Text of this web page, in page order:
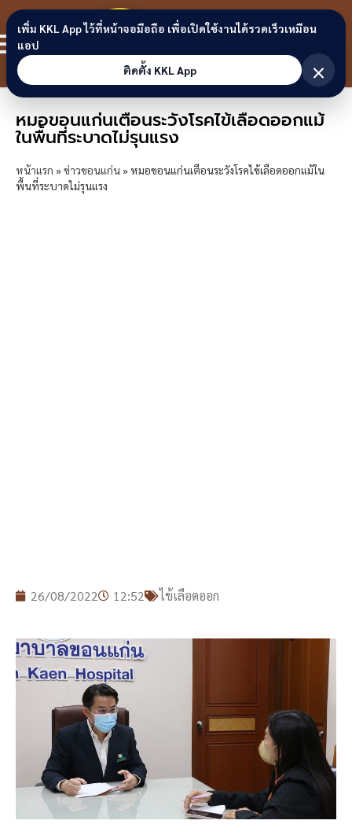
Skip to content
ขอนแก่น
ลิงก์
หมอขอนแก่นเตือนระวังโรคไข้เลือดออกแม้
ในพื้นที่ระบาดไม่รุนแรง
หน้าแรก »ข่าวขอนแก่น» หมอขอนแก่นเตือนระวังโรคไข้เลือดออกแม้ใน
พื้นที่ระบาดไม่รุนแรง
26/08/2022 12:52 ไข้เลือดออก
เพิ่ม KKL App ไว้ที่หน้าจอมือถือ เพื่อเปิดใช้งานได้รวดเร็วเหมือน
แอป
ติดตั้ง KKL App
×